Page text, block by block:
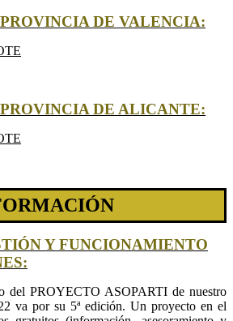
DE VALENCIA:
DE ALICANTE:
Y FUNCIONAMIENTO
del PROYECTO ASOPARTI de nuestro
va por su 5ª edición. Un proyecto en el